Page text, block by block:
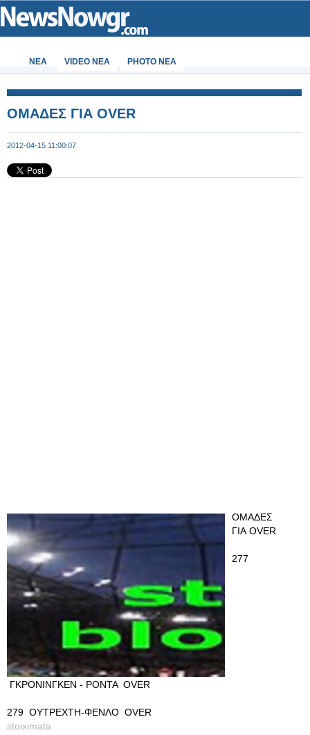
ΝΕΑ VIDEO NEA PHOTO NEA
ΟΜΑΔΕΣ ΓΙΑ OVER
2012-04-15 11:00:07
ΟΜΑΔΕΣ
ΓΙΑ OVER
277
ΓΚΡΟΝΙΝΓΚΕΝ - ΡΟΝΤΑ OVER
279 ΟΥΤΡΕΧΤΗ-ΦΕΝΛΟ OVER
stoiximata